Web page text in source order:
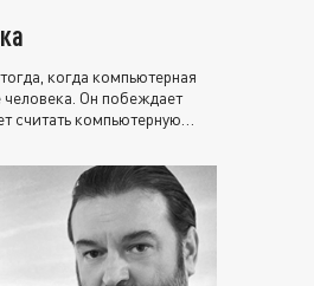
когда компьютерная
человека. Он побеждает
считать компьютерную